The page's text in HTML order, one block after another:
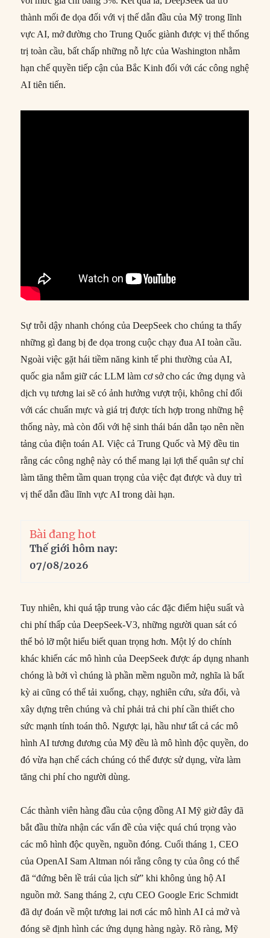
thành mối đe dọa đối với vị thế dẫn đầu của Mỹ trong lĩnh
vực AI, mở đường cho Trung Quốc giành được vị thế thống
trị toàn cầu, bất chấp những nỗ lực của Washington nhằm
hạn chế quyền tiếp cận của Bắc Kinh đối với các công nghệ
AI tiên tiến.
Sự trỗi dậy nhanh chóng của DeepSeek cho chúng ta thấy
những gì đang bị đe dọa trong cuộc chạy đua AI toàn cầu.
Ngoài việc gặt hái tiềm năng kinh tế phi thường của AI,
quốc gia nắm giữ các LLM làm cơ sở cho các ứng dụng và
dịch vụ tương lai sẽ có ảnh hưởng vượt trội, không chỉ đối
với các chuẩn mực và giá trị được tích hợp trong những hệ
thống này, mà còn đối với hệ sinh thái bán dẫn tạo nên nền
tảng của điện toán AI. Việc cả Trung Quốc và Mỹ đều tin
rằng các công nghệ này có thể mang lại lợi thế quân sự chỉ
làm tăng thêm tầm quan trọng của việc đạt được và duy trì
vị thế dẫn đầu lĩnh vực AI trong dài hạn.
Bài đang hot
Thế giới hôm nay:
07/08/2026
Tuy nhiên, khi quá tập trung vào các đặc điểm hiệu suất và
chi phí thấp của DeepSeek-V3, những người quan sát có
thể bỏ lỡ một hiểu biết quan trọng hơn. Một lý do chính
khác khiến các mô hình của DeepSeek được áp dụng nhanh
chóng là bởi vì chúng là phần mềm nguồn mở, nghĩa là bất
kỳ ai cũng có thể tải xuống, chạy, nghiên cứu, sửa đổi, và
xây dựng trên chúng và chỉ phải trả chi phí cần thiết cho
sức mạnh tính toán thô. Ngược lại, hầu như tất cả các mô
hình AI tương đương của Mỹ đều là mô hình độc quyền, do
đó vừa hạn chế cách chúng có thể được sử dụng, vừa làm
tăng chi phí cho người dùng.
Các thành viên hàng đầu của cộng đồng AI Mỹ giờ đây đã
bắt đầu thừa nhận các vấn đề của việc quá chú trọng vào
các mô hình độc quyền, nguồn đóng. Cuối tháng 1, CEO
của OpenAI Sam Altman nói rằng công ty của ông có thể
đã “đứng bên lề trái của lịch sử” khi không ủng hộ AI
nguồn mở. Sang tháng 2, cựu CEO Google Eric Schmidt
đã dự đoán về một tương lai nơi các mô hình AI cả mở và
đóng sẽ định hình các ứng dụng hàng ngày. Rõ ràng, Mỹ